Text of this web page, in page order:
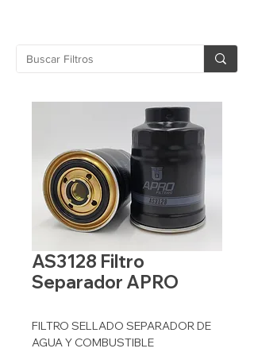
AS3128 Filtro
Separador APRO
FILTRO SELLADO SEPARADOR DE
AGUA Y COMBUSTIBLE